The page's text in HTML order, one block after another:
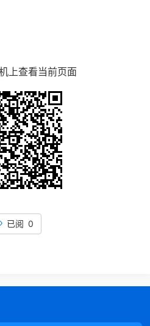
上查看当前页面
已阅 0